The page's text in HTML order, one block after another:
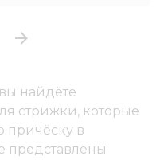
найдёте
стрижки, которые
причёску в
представлены